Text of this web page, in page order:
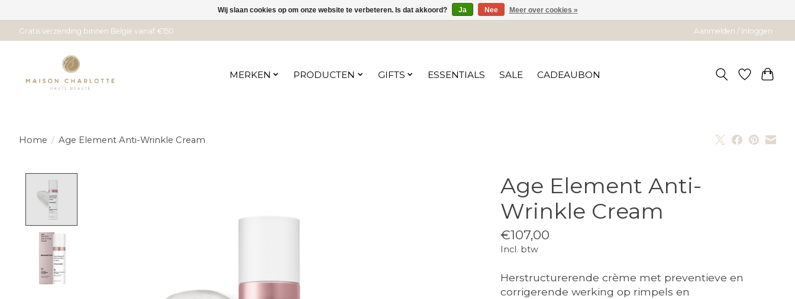
Gratis verzending binnen België vanaf €150 Aanmelden / Inloggen
MERKEN PRODUCTEN GIFTS ESSENTIALS SALE CADEAUBON
Home / Age Element Anti-Wrinkle Cream
Age Element Anti-
Wrinkle Cream
€107,00
Incl. btw
Herstructurerende crème met preventieve en
corrigerende werking op rimpels en
Wij slaan cookies op om onze website te verbeteren. Is dat akkoord? Ja Nee Meer over cookies »